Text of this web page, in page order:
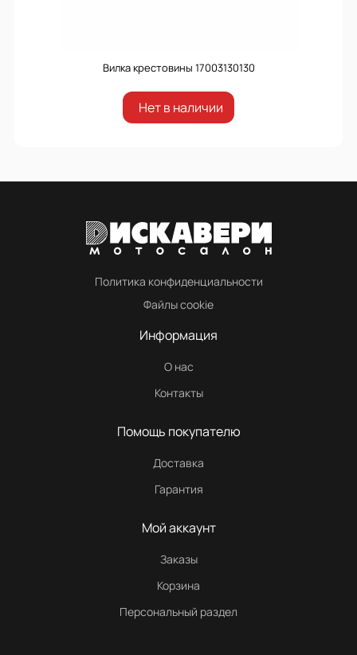
Вилка крестовины 17003130130
Нет в наличии
Политика конфиденциальности
Файлы cookie
Информация
О нас
Контакты
Помощь покупателю
Доставка
Гарантия
Мой аккаунт
Заказы
Корзина
Персональный раздел